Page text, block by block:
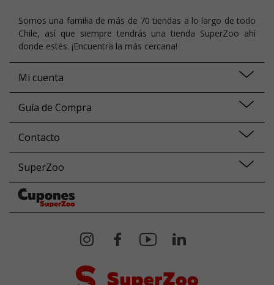
Somos una familia de más de 70 tiendas a lo largo de todo
Chile, así que siempre tendrás una tienda SuperZoo ahí
donde estés. ¡Encuentra la más cercana!
Mi cuenta
Guía de Compra
Contacto
SuperZoo